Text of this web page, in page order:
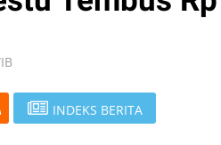
INDEKS BERITA